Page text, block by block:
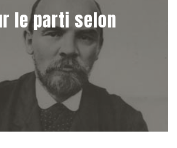
le parti selon